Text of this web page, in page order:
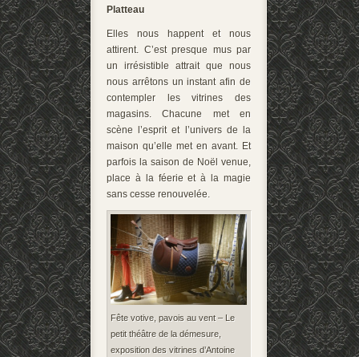
Platteau
Elles nous happent et nous
attirent. C’est presque mus par
un irrésistible attrait que nous
nous arrêtons un instant afin de
contempler les vitrines des
magasins. Chacune met en
scène l’esprit et l’univers de la
maison qu’elle met en avant. Et
parfois la saison de Noël venue,
place à la féerie et à la magie
sans cesse renouvelée.
Fête votive, pavois au vent – Le
petit théâtre de la démesure,
exposition des vitrines d’Antoine